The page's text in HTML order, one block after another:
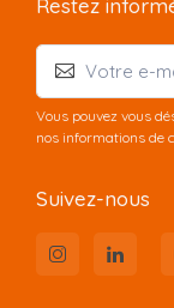
Restez
Vous pouvez vous
nos informations de
Suivez-nous